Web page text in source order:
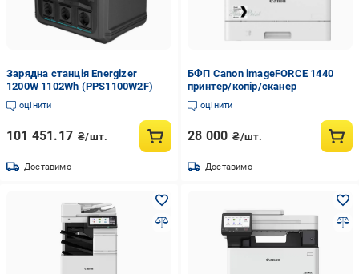
Зарядна станція Energizer
1200W 1102Wh (PPS1100W2F)
оцінити
101 451.17 ₴/шт.
Доставимо
БФП Canon imageFORCE 1440
принтер/копір/сканер
оцінити
28 000 ₴/шт.
Доставимо